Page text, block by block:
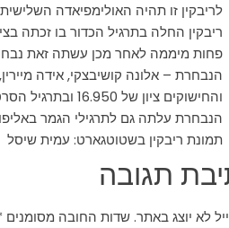
לריבקין זו תהיה האולימפיאדה השלישית, מספר
ריבקין החלה בתרגיל הכדור בו זכתה בציון 17.833, לאחר מכן בתרגיל האלות קיבלה את הציון 17.925, בתרגיל הסרט קיבלה נטע 17.316, ואת תרגיל החישוק סיימה
פחות מיממה לאחר מכן עשתה זאת
הנבחרת – אלונה קושיבצקי, אידה
והחישוקים ציון של 16.950 ובתרגיל הסרטים 17.333 כדי לסיים במקום 6 כללי בקרב רב
הנבחרת עלתה גם לתרגילי הגמר
תמונת ריבקין בשטוטגארט: עמית שיסל
תגובה
לא יוצג באתר.שדות החובה מסומנים